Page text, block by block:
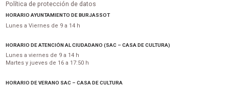
Política de protección de datos
HORARIO AYUNTAMIENTO DE BURJASSOT
Lunes a Viernes de 9 a 14 h
HORARIO DE ATENCIÓN AL CIUDADANO (SAC – CASA DE CULTURA)
Lunes a viernes de 9 a 14 h
Martes y jueves de 16 a 17:50 h
HORARIO DE VERANO SAC – CASA DE CULTURA